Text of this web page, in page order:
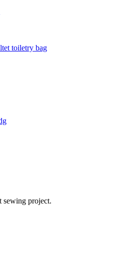
toiletry bag
sewing project.